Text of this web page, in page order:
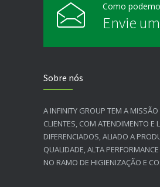
Como
Envie
Sobre nós
A INFINITY GROUP TEM A MISSÃO
CLIENTES, COM ATENDIMENTO E
DIFERENCIADOS, ALIADO A
QUALIDADE, ALTA
NO RAMO DE HIGIENIZAÇÃO E